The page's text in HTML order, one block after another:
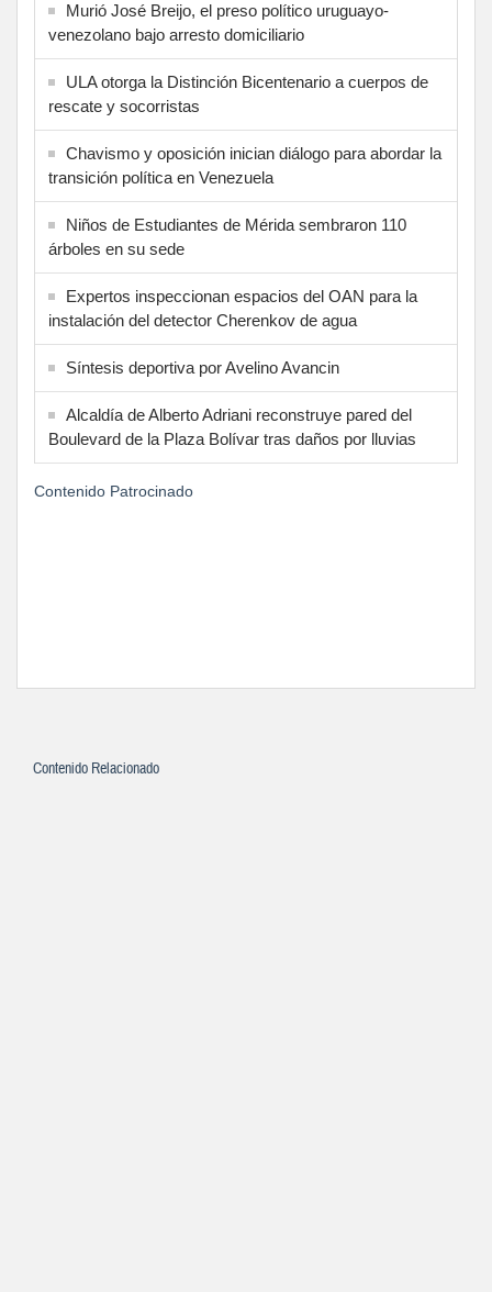
Murió José Breijo, el preso político uruguayo-
venezolano bajo arresto domiciliario
ULA otorga la Distinción Bicentenario a cuerpos de
rescate y socorristas
Chavismo y oposición inician diálogo para abordar la
transición política en Venezuela
Niños de Estudiantes de Mérida sembraron 110
árboles en su sede
Expertos inspeccionan espacios del OAN para la
instalación del detector Cherenkov de agua
Síntesis deportiva por Avelino Avancin
Alcaldía de Alberto Adriani reconstruye pared del
Boulevard de la Plaza Bolívar tras daños por lluvias
Contenido Patrocinado
Contenido Relacionado